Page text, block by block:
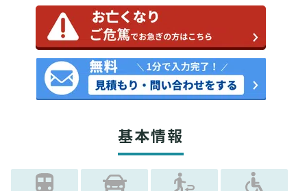
基本情報